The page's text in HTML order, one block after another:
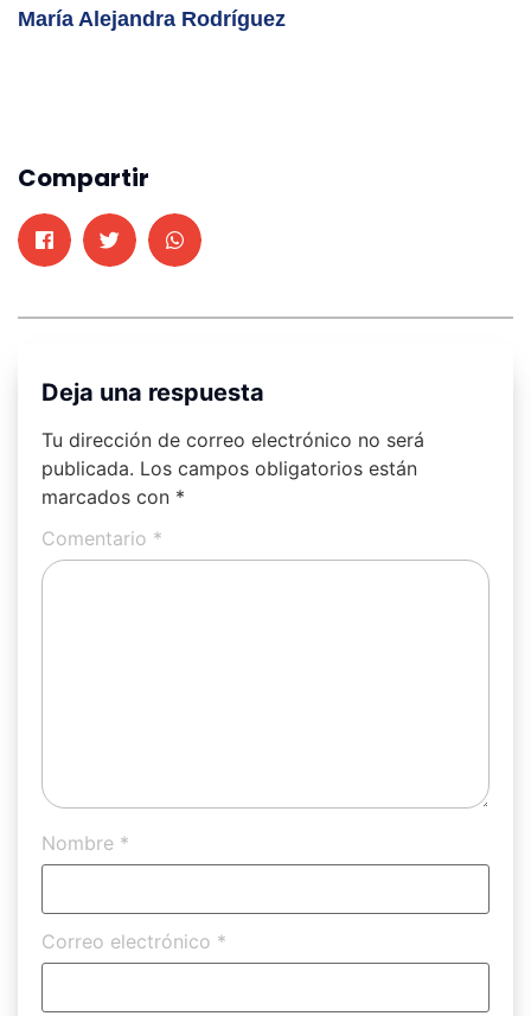
María Alejandra Rodríguez
Compartir
Deja una respuesta
Tu dirección de correo electrónico no será
publicada. Los campos obligatorios están
marcados con *
Comentario *
Nombre *
Correo electrónico *